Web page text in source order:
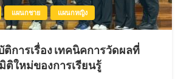
แผนกชาย แผนกหญิง
ติการเรื่อง เทคนิคการวัดผลที่
ติใหม่ของการเรียนรู้